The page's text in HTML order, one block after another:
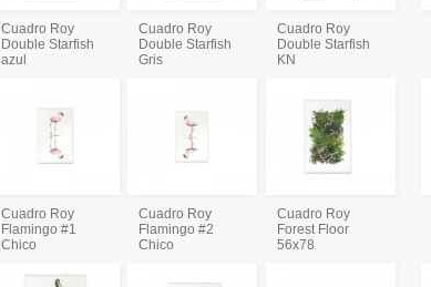
Cuadro Roy
Double Starfish
azul
Cuadro Roy
Double Starfish
Gris
Cuadro Roy
Double Starfish
KN
Cuadro Roy
Flamingo #1
Chico
Cuadro Roy
Flamingo #2
Chico
Cuadro Roy
Forest Floor
56x78